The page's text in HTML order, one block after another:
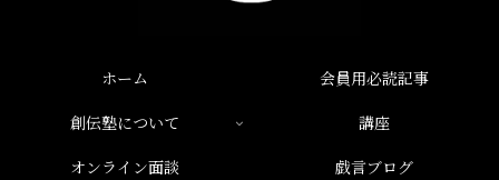
ホーム
会員用必読記事
創伝塾について
講座
オンライン面談
戯言ブログ